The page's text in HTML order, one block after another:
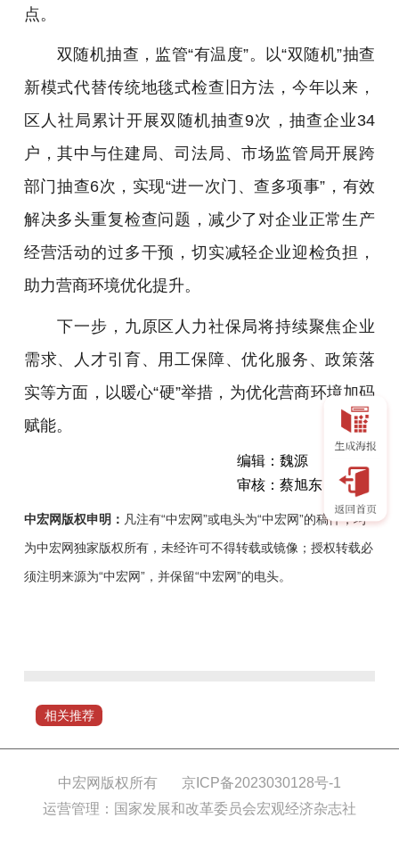
点。
双随机抽查，监管“有温度”。 以“双随机”抽查
新模式代替传统地毯式检查旧方法，今年以来，
区人社局累计开展双随机抽查9次，抽查企业34
户，其中与住建局、司法局、市场监管局开展跨
部门抽查6次，实现“进一次门、查多项事”，有效
解决多头重复检查问题，减少了对企业正常生产
经营活动的过多干预，切实减轻企业迎检负担，
助力营商环境优化提升。
下一步，九原区人力社保局将持续聚焦企业
需求、人才引育、用工保障、优化服务、政策落
实等方面，以暖心“硬”举措，为优化营商环境加码
赋能。
编辑：魏源
审核：蔡旭东
中宏网版权申明： 凡注有“中宏网”或电头为“中宏网”的稿件，均
为中宏网独家版权所有，未经许可不得转载或镜像；授权转载必
须注明来源为“中宏网”，并保留“中宏网”的电头。
九
区
相关推荐
中宏网版权所有
京ICP备2023030128号-1
运营管理：国家发展和改革委员会宏观经济杂志社